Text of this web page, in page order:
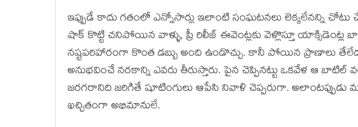
ఇప్పుడే కాదు గతంలో ఎన్నోసార్లు ఇలాంటి సంఘటనలు లెక్కలేనన్ని చోటు
షాక్ కొట్టి చనిపోయిన వాళ్ళు, ప్రీ రిలీజ్ ఈవెంట్లకు వెళ్లొస్తూ
నష్టపరిహారంగా కొంత డబ్బు అంది ఉండొచ్చు. కానీ పోయిన ప్రాణాలు
అనుభవించే నరకాన్ని ఎవరు తీరుస్తారు. పైన చెప్పినట్టు ఒకవేళ ఆ
జరగరానిది జరిగితే షూటింగులు ఆపేసి నివాళి చెప్పరుగా. అలాంటప్పుడు
ఖచ్చితంగా అభిమానులే.